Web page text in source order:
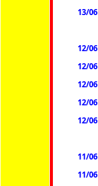
13/06
12/06
12/06
12/06
12/06
12/06
11/06
11/06